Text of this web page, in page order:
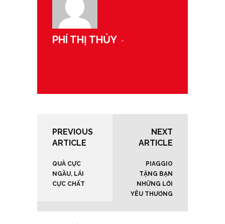
PHÍ THỊ THỦY -
PREVIOUS
ARTICLE
QUÀ CỰC
NGẦU, LÁI
CỰC CHẤT
NEXT
ARTICLE
PIAGGIO
TẶNG BẠN
NHỮNG LỜI
YÊU THƯƠNG